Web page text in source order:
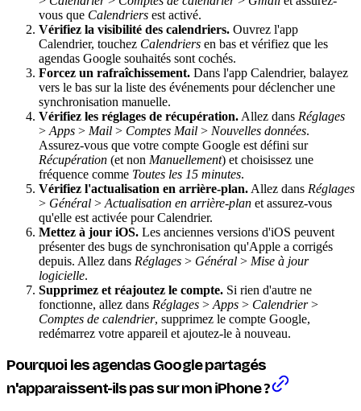
vous que Calendriers est activé.
Vérifiez la visibilité des calendriers. Ouvrez l'app
Calendrier, touchez Calendriers en bas et vérifiez que les
agendas Google souhaités sont cochés.
Forcez un rafraîchissement. Dans l'app Calendrier, balayez
vers le bas sur la liste des événements pour déclencher une
synchronisation manuelle.
Vérifiez les réglages de récupération. Allez dans Réglages
> Apps > Mail > Comptes Mail > Nouvelles données.
Assurez-vous que votre compte Google est défini sur
Récupération (et non Manuellement) et choisissez une
fréquence comme Toutes les 15 minutes.
Vérifiez l'actualisation en arrière-plan. Allez dans Réglages
> Général > Actualisation en arrière-plan et assurez-vous
qu'elle est activée pour Calendrier.
Mettez à jour iOS. Les anciennes versions d'iOS peuvent
présenter des bugs de synchronisation qu'Apple a corrigés
depuis. Allez dans Réglages > Général > Mise à jour
logicielle.
Supprimez et réajoutez le compte. Si rien d'autre ne
fonctionne, allez dans Réglages > Apps > Calendrier>
Comptes de calendrier, supprimez le compte Google,
redémarrez votre appareil et ajoutez-le à nouveau.
Pourquoi les agendas Google partagés
n'apparaissent-ils pas sur mon iPhone ?